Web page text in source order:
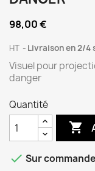
98,00 €
HT Livraison en 2/4
Visuel pour
danger
Quantité

 Sur commande